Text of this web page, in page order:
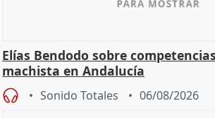
Elías Bendodo sobre
machista en Andalucía
Sonido Totales 06/08/2026